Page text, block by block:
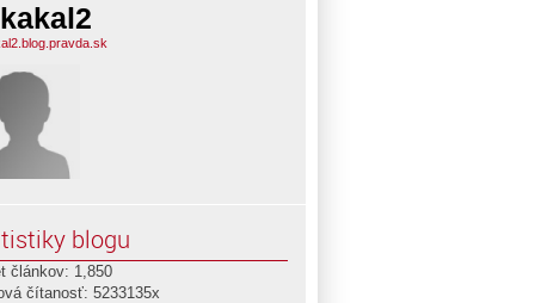
blogu
článkov: 1,850
čítanosť: 5233135x